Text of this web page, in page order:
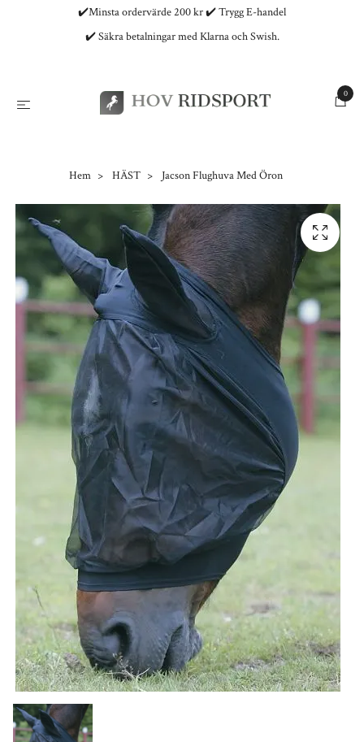
✔️Minsta ordervärde 200 kr ✔️ Trygg E-handel
✔️ Säkra betalningar med Klarna och Swish.
0
Hem HÄST Jacson Flughuva Med Öron